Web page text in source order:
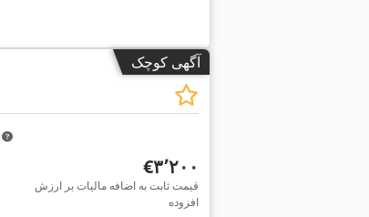
آگهی کوچک
‎€۳٬۲۰۰
قیمت ثابت به اضافه مالیات بر ارزش
افزوده